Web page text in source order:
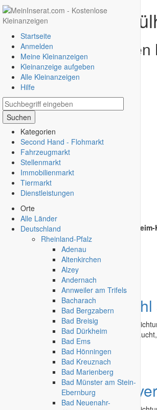
Startseite
Anmelden
Meine Kleinanzeigen
Kleinanzeige aufgeben
Alle Kleinanzeigen
Hilfe
Suchen
Kategorien
Second Hand - Flohmarkt
Fahrzeugmarkt
Stellenmarkt
Immobilienmarkt
Tiermarkt
Dienstleistungen
Orte
Alle Länder
Deutschland
Rheinland-Pfalz
Adenau
Altenkirchen
Alzey
Andernach
Annweiler am Trifels
Bacharach
Bad Bergzabern
Bad Breisig
Bad Dürkheim
Bad Ems
Bad Hönningen
Bad Kreuznach
Bad Marienberg
Bad Münster am Stein-
Ebernburg
Bad Neuenahr-
Gratis Inserat
Gratis
inserieren
Derzeit sind keine Kleinanzeigen in
Kleinanzeige aufgeben
Schnellregistrierungmit nur einem Schritt!
AngebotEine
Second Hand - Flohmarkt»Möbel &
Diese Möbel sind zu verschenken.
Bad Reichenhall-12.06.2026
AngebotMöbel zu